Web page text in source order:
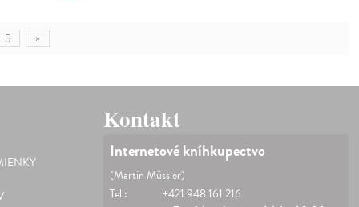
5 »
Kontakt
Internetové kníhkupectvo
(Martin Müssler)
Tel.:
+421 948 161 216